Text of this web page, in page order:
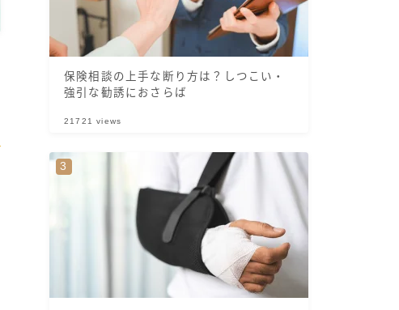
保険相談の上手な断り方は？しつこい・
強引な勧誘におさらば
21721 views